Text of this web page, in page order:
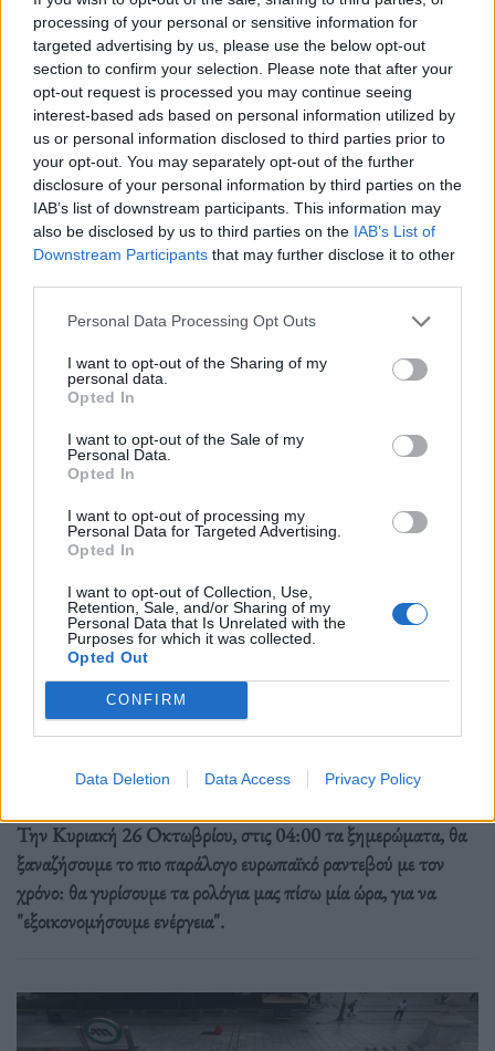
processing of your personal or sensitive information for
targeted advertising by us, please use the below opt-out
section to confirm your selection. Please note that after your
opt-out request is processed you may continue seeing
interest-based ads based on personal information utilized by
us or personal information disclosed to third parties prior to
your opt-out. You may separately opt-out of the further
disclosure of your personal information by third parties on the
IAB’s list of downstream participants. This information may
also be disclosed by us to third parties on the IAB’s List of
Downstream Participants that may further disclose it to other
Personal Data Processing Opt Outs
I want to opt-out of the Sharing of my
personal data.
Opted In
I want to opt-out of the Sale of my
Personal Data.
Opted In
I want to opt-out of processing my
Personal Data for Targeted Advertising.
Opted In
I want to opt-out of Collection, Use,
Retention, Sale, and/or Sharing of my
Personal Data that Is Unrelated with the
Purposes for which it was collected.
Opted Out
CONFIRM
Data Deletion Data Access Privacy Policy
Newsroom
Ετικέτες :αδειούχοι,Δεκαπενταύγουστος,Λιμάνι Πειραιά,Λιμάνι
Ραφήνας.
Δείτε επίσης
Ελλάδα
Ώρα να μπερδευτούμε ξανά: Γυρίζουμε τα
ρολόγια μία ώρα πίσω γιατί… έτσι συνηθίσαμε
16.10.25
Την Κυριακή 26 Οκτωβρίου, στις 04:00 τα ξημερώματα, θα
ξαναζήσουμε το πιο παράλογο ευρωπαϊκό ραντεβού με τον
χρόνο: θα γυρίσουμε τα ρολόγια μας πίσω μία ώρα, για να
"εξοικονομήσουμε ενέργεια".